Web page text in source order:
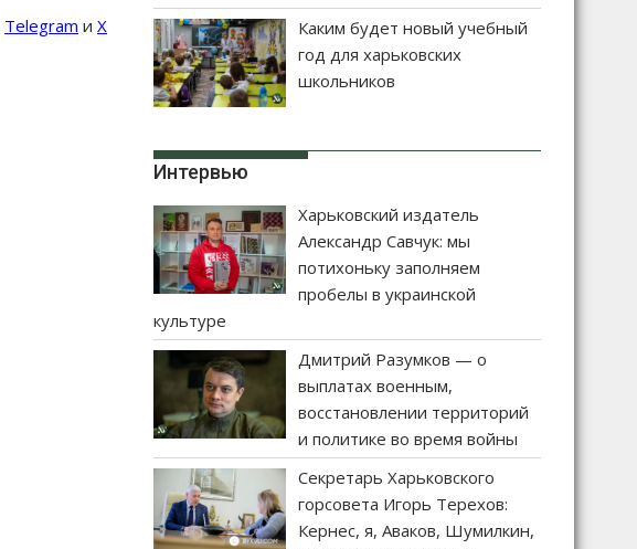
Telegram и Х
Каким будет новый учебный
год для харьковских
школьников
Интервью
Харьковский издатель
Александр Савчук: мы
потихоньку заполняем
пробелы в украинской
культуре
Дмитрий Разумков — о
выплатах военным,
восстановлении территорий
и политике во время войны
Секретарь Харьковского
горсовета Игорь Терехов:
Кернес, я, Аваков, Шумилкин,